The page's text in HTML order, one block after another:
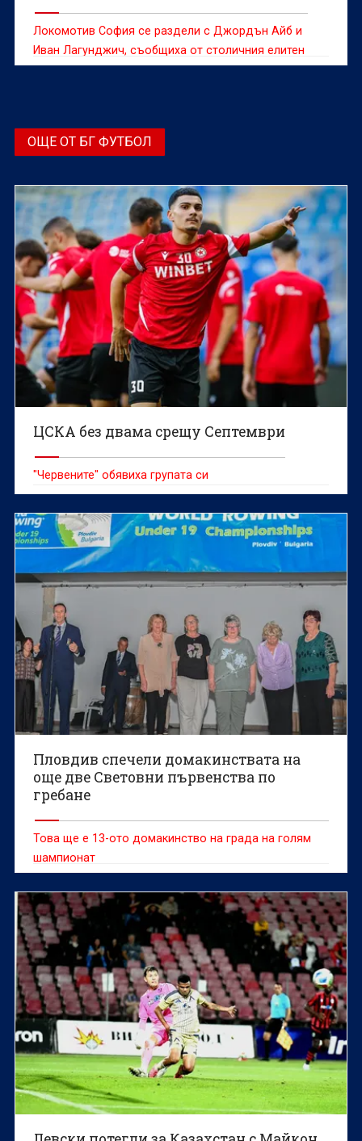
Локомотив София се раздели с Джордън Айб и
Иван Лагунджич, съобщиха от столичния елитен
футболен клуб.
ОЩЕ ОТ БГ ФУТБОЛ
ЦСКА без двама срещу Септември
"Червените" обявиха групата си
Пловдив спечели домакинствата на
още две Световни първенства по
гребане
Това ще е 13-ото домакинство на града на голям
шампионат